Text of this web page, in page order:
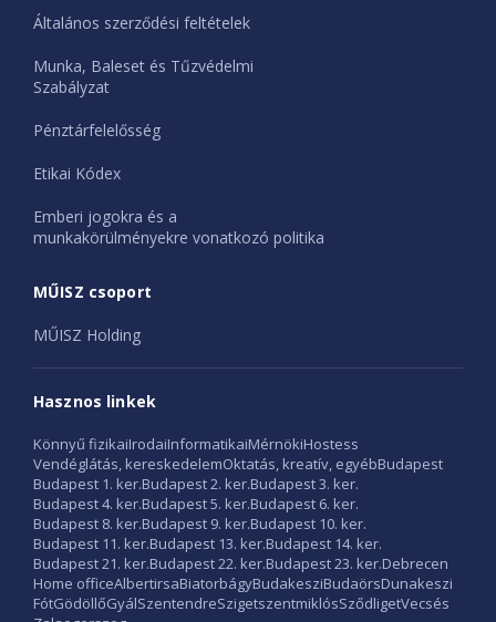
Általános szerződési feltételek
Munka, Baleset és Tűzvédelmi
Szabályzat
Pénztárfelelősség
Etikai Kódex
Emberi jogokra és a
munkakörülményekre vonatkozó politika
MŰISZ csoport
MŰISZ Holding
Hasznos linkek
Könnyű fizikaiIrodaiInformatikaiMérnökiHostess
Vendéglátás, kereskedelemOktatás, kreatív, egyébBudapest
Budapest 1. ker.Budapest 2. ker.Budapest 3. ker.
Budapest 4. ker.Budapest 5. ker.Budapest 6. ker.
Budapest 8. ker.Budapest 9. ker.Budapest 10. ker.
Budapest 11. ker.Budapest 13. ker.Budapest 14. ker.
Budapest 21. ker.Budapest 22. ker.Budapest 23. ker.Debrecen
Home officeAlbertirsaBiatorbágyBudakesziBudaörsDunakeszi
FótGödöllőGyálSzentendreSzigetszentmiklósSződligetVecsés